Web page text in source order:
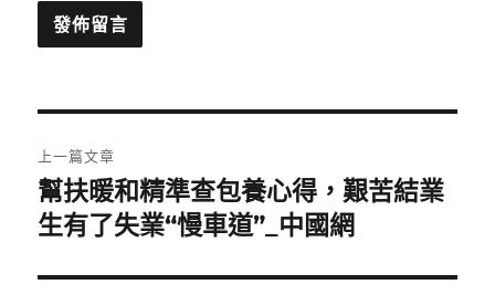
章
導
覽
上一篇文章
上
一
文
幫扶暖和精準查包養心得，艱苦結業
生有了失業“慢車道”_中國網